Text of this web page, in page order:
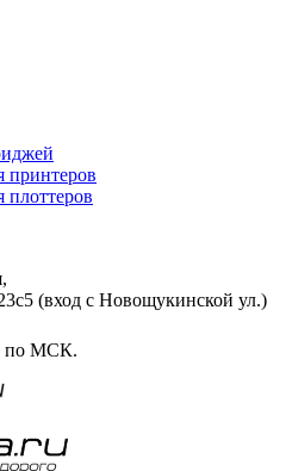
принтеров
плоттеров
(вход с Новощукинской ул.)
по МСК.